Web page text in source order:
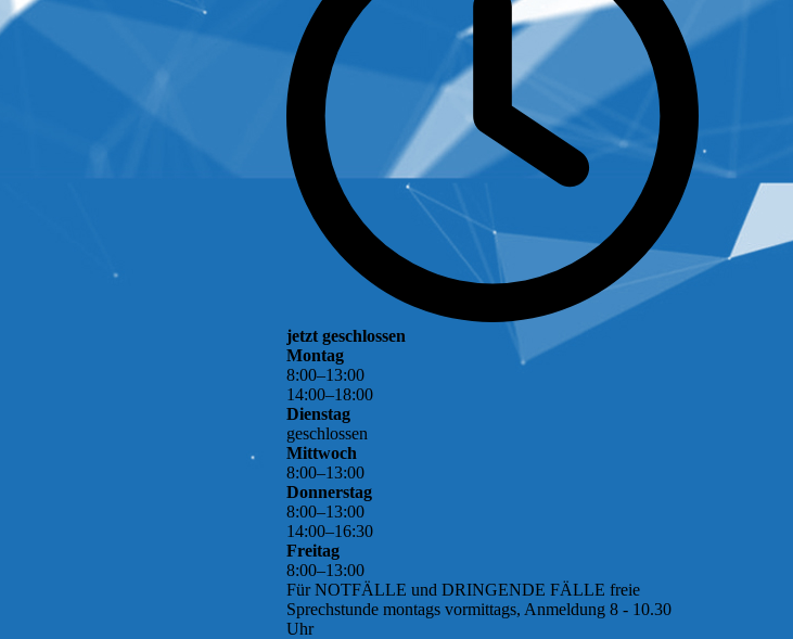
jetzt geschlossen
Montag
8:00–13:00
14:00–18:00
Dienstag
geschlossen
Mittwoch
8:00–13:00
Donnerstag
8:00–13:00
14:00–16:30
Freitag
8:00–13:00
Für NOTFÄLLE und DRINGENDE FÄLLE freie
Sprechstunde montags vormittags, Anmeldung 8 - 10.30
Uhr